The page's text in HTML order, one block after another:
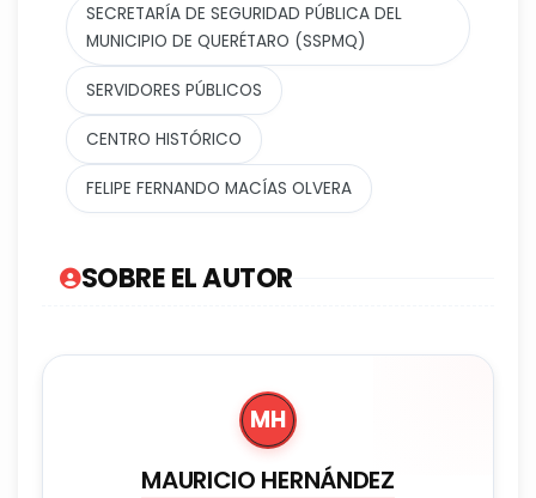
SECRETARÍA DE SEGURIDAD PÚBLICA DEL
MUNICIPIO DE QUERÉTARO (SSPMQ)
SERVIDORES PÚBLICOS
CENTRO HISTÓRICO
FELIPE FERNANDO MACÍAS OLVERA
SOBRE EL AUTOR
MH
MAURICIO HERNÁNDEZ